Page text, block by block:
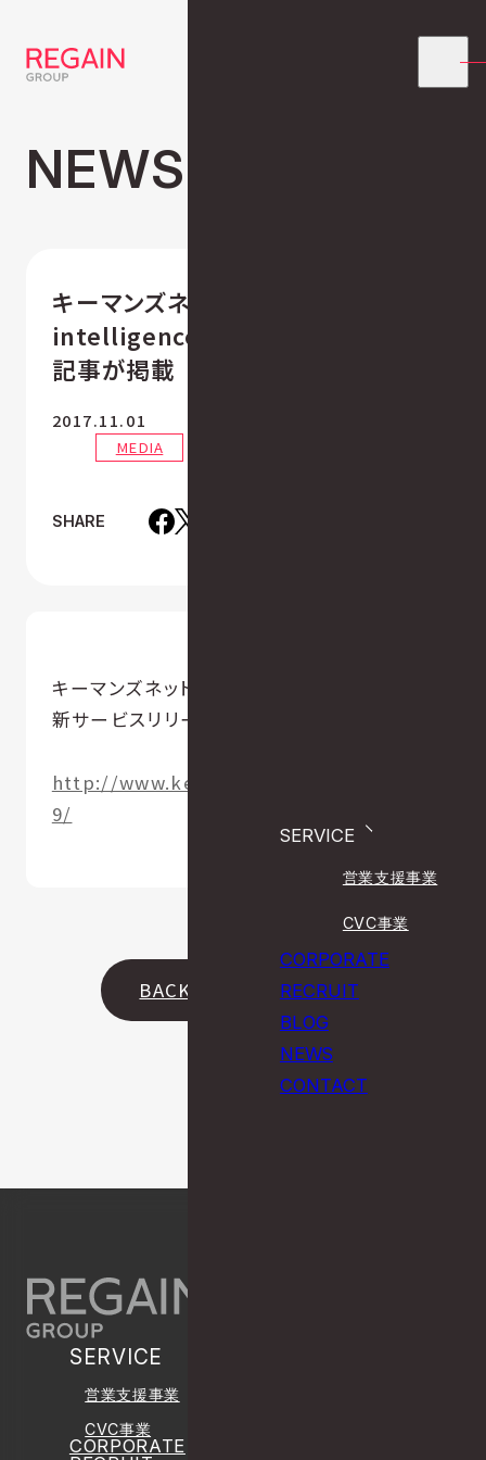
SERVICE
営業支援事業
CVC事業
CORPORATE
RECRUIT
BLOG
NEWS
CONTACT
NEWS
キーマンズネットでeigyo
intelligenceの新サービスリリース
記事が掲載
2017.11.01
MEDIA
SHARE
キーマンズネットでeigyo intelligenceの
新サービスリリース記事が掲載されました。
http://www.keyman.or.jp/nw/2007223
9/
BACK
SERVICE
営業支援事業
CVC事業
CORPORATE